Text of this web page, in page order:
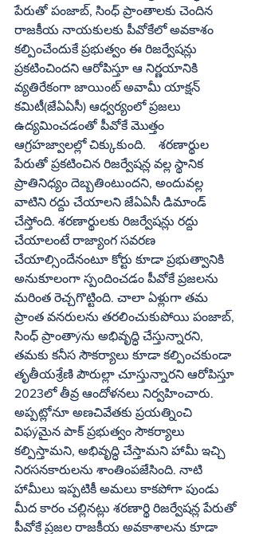
పేరుతో పంజాబ్, సింధ్ ప్రాంతాలకు చెందిన
రాజకీయ నాయకులకు పీవోకేలో అవకాశం
కల్పించేందుకే ప్రభుత్వం ఈ రిజర్వేషన్లు
ప్రకటించిందని ఆరోపిస్తూ ఆ నిర్ణయానికి
వ్యతిరేకంగా జాయింట్ అవామీ యాక్షన్
కమిటీ(జేఏఏసీ) ఆధ్వర్యంలో ప్రజలు
ఉద్యమించడంతో పీవోకే మొత్తం
ఆగ్రహజ్వాలల్లో చిక్కుకుంది.    శరణార్థుల
పేరుతో ప్రకటించిన రిజర్వేషన్ల వల్ల స్థానిక
ప్రాతినిధ్యం దెబ్బతింటుందని, అందువల్ల
వాటిని రద్దు చేయాలని జేఏఏసీ డిమాండ్
చేస్తోంది. శరణార్థులకు రిజర్వేషన్లు రద్దు
చేయాలంటే రాజ్యాంగ సవరణ
చేయాల్సిందేనంటూ కోర్టు కూడా ప్రభుత్వానికి
అనుకూలంగా స్పందించడం పీవోకే ప్రజలను
మరింత రెచ్చగొట్టింది. చాలా ఏళ్లుగా తమ
ప్రాంత వనరులను తరలించుకుపోయి పంజాబ్,
సింధ్ ప్రాంతాýను అభివృద్ధి చేస్తున్నారని,
తమకు కనీస సౌకర్యాలు కూడా కల్పించకుండా
తృతీయశ్రేణి పౌరుల్లా చూస్తున్నారని ఆరోపిస్తూ
2023లో తీవ్ర ఆందోళనలు నిర్వహించారు.
అప్పట్లోనూ అణచివేతకు ప్రయత్నించి
విఫýమైన పాక్ ప్రభుత్వం సౌకర్యాలు
కల్పిస్తామని, అభివృద్ధి చేస్తామని హామీ ఇచ్చి
నిరసనకారులను శాంతింపజేసింది. నాటి
హామీలు ఇప్పటికీ అమలు కాకపోగా పుండు
మీద కారం చల్లినట్లు శరణార్థి రిజర్వేషన్ల పేరుతో
పీవోకే ప్రజల రాజకీయ అవకాశాలను కూడా